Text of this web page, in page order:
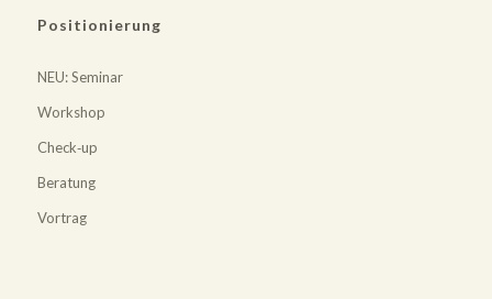
Positionierung
NEU: Seminar
Workshop
Check‐up
Beratung
Vortrag